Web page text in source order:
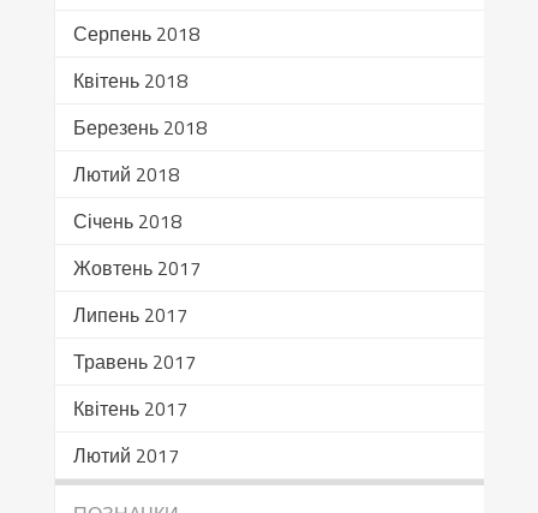
Серпень 2018
Квітень 2018
Березень 2018
Лютий 2018
Січень 2018
Жовтень 2017
Липень 2017
Травень 2017
Квітень 2017
Лютий 2017